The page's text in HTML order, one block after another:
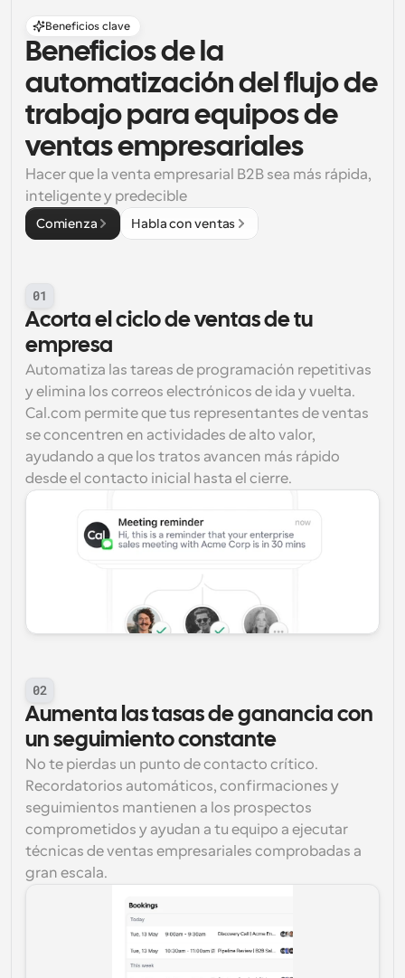
Beneficios clave
Beneficios de la
automatización del flujo de
trabajo para equipos de
ventas empresariales
Hacer que la venta empresarial B2B sea más rápida,
inteligente y predecible
Comienza Habla con ventas
01
Acorta el ciclo de ventas de tu
empresa
Automatiza las tareas de programación repetitivas
y elimina los correos electrónicos de ida y vuelta.
Cal.com permite que tus representantes de ventas
se concentren en actividades de alto valor,
ayudando a que los tratos avancen más rápido
desde el contacto inicial hasta el cierre.
02
Aumenta las tasas de ganancia con
un seguimiento constante
No te pierdas un punto de contacto crítico.
Recordatorios automáticos, confirmaciones y
seguimientos mantienen a los prospectos
comprometidos y ayudan a tu equipo a ejecutar
técnicas de ventas empresariales comprobadas a
gran escala.